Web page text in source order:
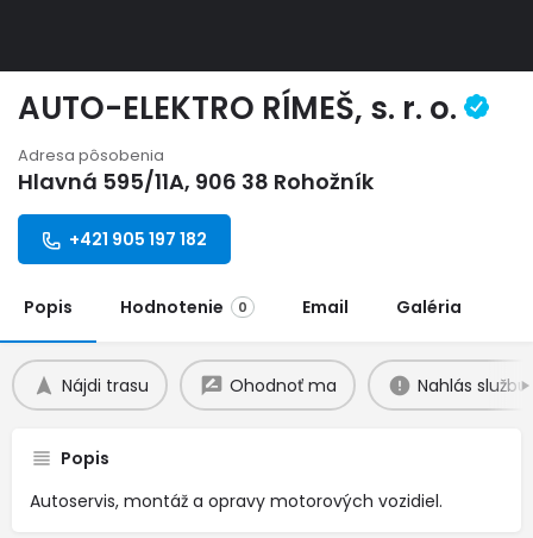
AUTO-ELEKTRO RÍMEŠ, s. r. o.
Adresa pôsobenia
Hlavná 595/11A, 906 38 Rohožník
+421 905 197 182
Popis Hodnotenie 0 Email Galéria
Nájdi trasu Ohodnoť ma Nahlás službu
Popis
Autoservis, montáž a opravy motorových vozidiel.